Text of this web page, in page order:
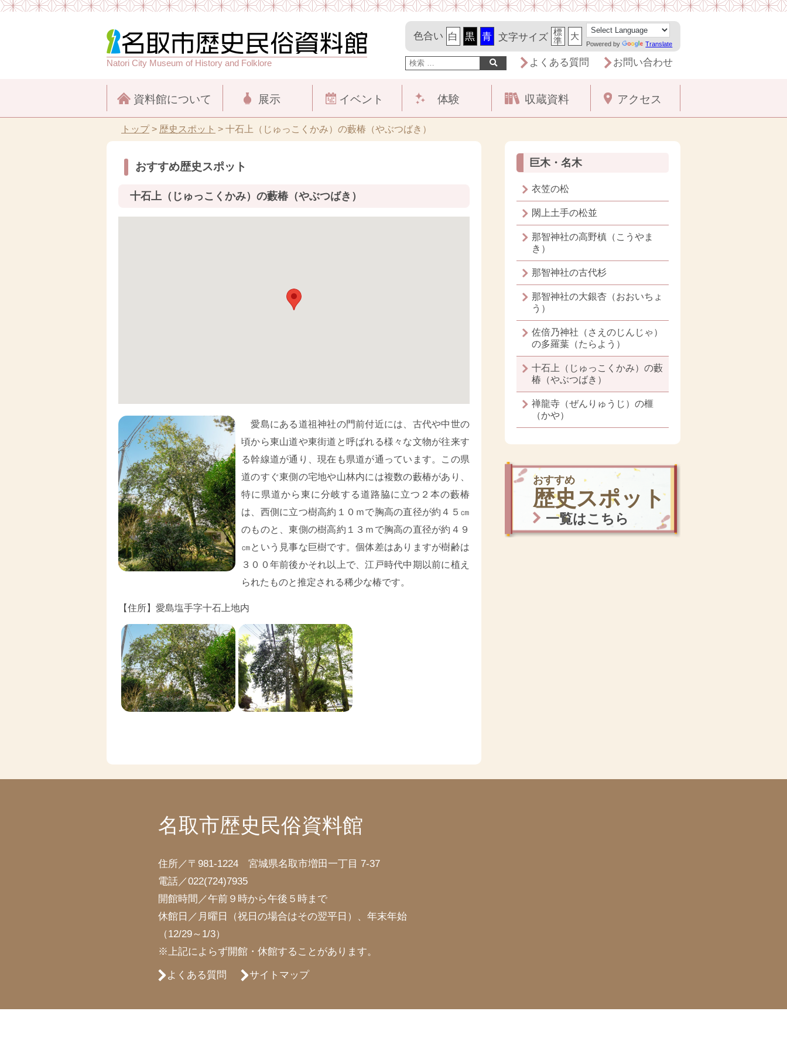
Natori City Museum of History and Folklore
色合い 文字サイズ 標
準
大
Powered by Translate
よくある質問 お問い合わせ
資料館について 展示 イベント 体験 収蔵資料 アクセス
トップ> 歴史スポット > 十石上（じゅっこくかみ）の藪椿（やぶつばき）
おすすめ歴史スポット
十石上（じゅっこくかみ）の藪椿（やぶつばき）
愛島にある道祖神社の門前付近には、古代や中世の
頃から東山道や東街道と呼ばれる様々な文物が往来す
る幹線道が通り、現在も県道が通っています。この県
道のすぐ東側の宅地や山林内には複数の藪椿があり、
特に県道から東に分岐する道路脇に立つ２本の藪椿
は、西側に立つ樹高約１０ｍで胸高の直径が約４５㎝
のものと、東側の樹高約１３ｍで胸高の直径が約４９
㎝という見事な巨樹です。個体差はありますが樹齢は
３００年前後かそれ以上で、江戸時代中期以前に植え
られたものと推定される稀少な椿です。
【住所】愛島塩手字十石上地内
巨木・名木
衣笠の松
閖上土手の松並
那智神社の高野槙（こうやま
き）
那智神社の古代杉
那智神社の大銀杏（おおいちょ
う）
佐倍乃神社（さえのじんじゃ）
の多羅葉（たらよう）
十石上（じゅっこくかみ）の藪
椿（やぶつばき）
禅龍寺（ぜんりゅうじ）の榧
（かや）
おすすめ
歴史スポット
一覧はこちら
名取市歴史民俗資料館
住所／〒981-1224 宮城県名取市増田一丁目 7-37
電話／022(724)7935
開館時間／午前９時から午後５時まで
休館日／月曜日（祝日の場合はその翌平日）、年末年始
（12/29～1/3）
※上記によらず開館・休館することがあります。
よくある質問 サイトマップ